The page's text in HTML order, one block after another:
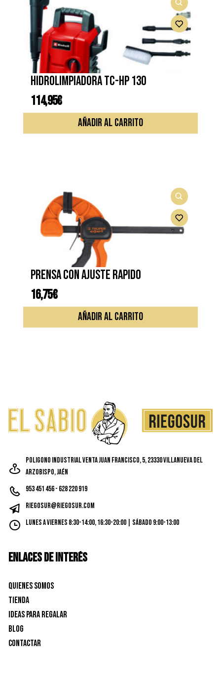
Hidrolimpiadora TC-HP 130
114,95€
AÑADIR AL CARRITO
Prensa con ajuste rapido
16,75€
AÑADIR AL CARRITO
Poligono Industrial Venta Juan Francisco, 5, 23330 Villanueva del
Arzobispo, Jaén
953 451 456 - 628 220 919
riegosur@riegosur.com
Lunes a Viernes 8:30-14:00, 16:30-20:00 | Sábado 9:00-13:00
ENLACES DE INTERÉS
Quienes Somos
Tienda
Ideas para Regalar
Blog
Contactar